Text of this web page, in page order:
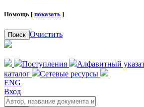
Помощь [ показать ]
Поиск Очистить
Поступления Алфавитный
каталог
Сетевые ресурсы
ENG
Вход